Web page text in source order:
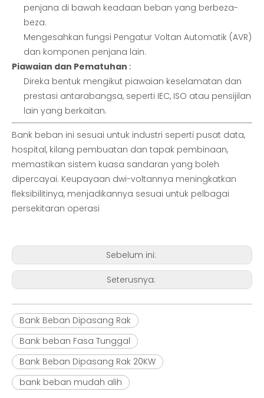
penjana di bawah keadaan beban yang berbeza-
beza.
Mengesahkan fungsi Pengatur Voltan Automatik (AVR)
dan komponen penjana lain.
Piawaian dan Pematuhan :
Direka bentuk mengikut piawaian keselamatan dan
prestasi antarabangsa, seperti IEC, ISO atau pensijilan
lain yang berkaitan.
Bank beban ini sesuai untuk industri seperti pusat data,
hospital, kilang pembuatan dan tapak pembinaan,
memastikan sistem kuasa sandaran yang boleh
dipercayai. Keupayaan dwi-voltannya meningkatkan
fleksibilitinya, menjadikannya sesuai untuk pelbagai
persekitaran operasi
Sebelum ini:
Seterusnya:
Bank Beban Dipasang Rak
Bank beban Fasa Tunggal
Bank Beban Dipasang Rak 20KW
bank beban mudah alih